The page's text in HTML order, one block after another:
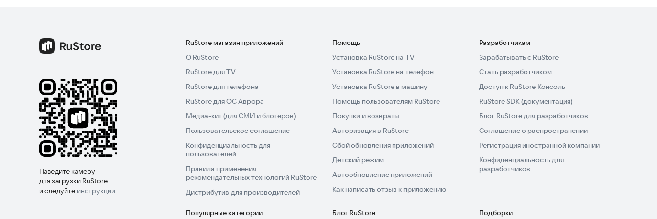
потрясающему цветочному саду. Проведите часы веселья и релаксации в этой красиво оформленной
игре «3 в ряд». Попробуйте игру уже сегодня!
Наведите камеру
для загрузки RuStore
и следуйте инструкции
RuStore магазин приложений
О RuStore
RuStore для TV
RuStore для телефона
RuStore для ОС Аврора
Медиа-кит (для СМИ и блогеров)
Пользовательское соглашение
Конфиденциальность для
пользователей
Правила применения
рекомендательных технологий RuStore
Дистрибутив для производителей
Помощь
Установка RuStore на TV
Установка RuStore на телефон
Установка RuStore в машину
Помощь пользователям RuStore
Покупки и возвраты
Авторизация в RuStore
Сбой обновления приложений
Детский режим
Автообновление приложений
Как написать отзыв к приложению
Разработчикам
Зарабатывать с RuStore
Стать разработчиком
Доступ к RuStore Консоль
RuStore SDK (документация)
Блог RuStore для разработчиков
Соглашение о распространении
Регистрация иностранной компании
Конфиденциальность для
разработчиков
Популярные категории Блог RuStore Подборки